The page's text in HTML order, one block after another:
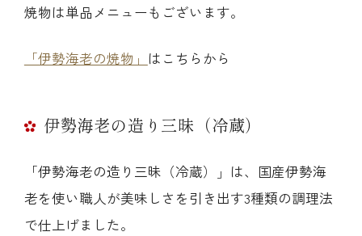
焼物は単品メニューもございます。
「伊勢海老の焼物」 はこちらから
伊勢海老の造り三昧（冷蔵）
「伊勢海老の造り三昧（冷蔵）」は、国産伊勢海
老を使い職人が美味しさを引き出す3種類の調理法
で仕上げました。